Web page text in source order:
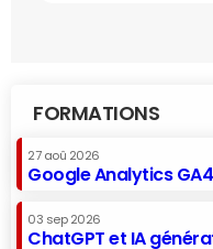
FORMATIONS
27 aoû 2026
Google Analytics GA4
03 sep 2026
ChatGPT et IA